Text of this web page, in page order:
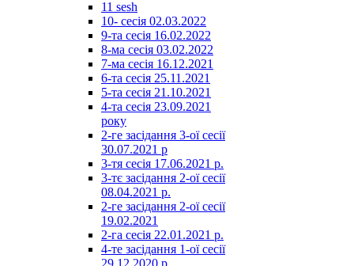
11 sesh
10- сесія 02.03.2022
9-та сесія 16.02.2022
8-ма сесія 03.02.2022
7-ма сесія 16.12.2021
6-та сесія 25.11.2021
5-та сесія 21.10.2021
4-та сесія 23.09.2021
року
2-ге засідання 3-ої сесії
30.07.2021 р
3-тя сесія 17.06.2021 р.
3-тє засідання 2-ої сесії
08.04.2021 р.
2-ге засідання 2-ої сесії
19.02.2021
2-га сесія 22.01.2021 р.
4-те засідання 1-ої сесії
29.12.2020 р.